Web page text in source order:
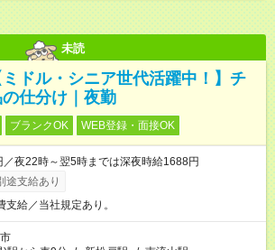
未読
ミドル・シニア世代活躍中！】チ
仕分け｜夜勤
ブランクOK WEB登録・面接OK
夜22時～翌5時までは深夜時給1688円
途支給あり
支給／当社規定あり。